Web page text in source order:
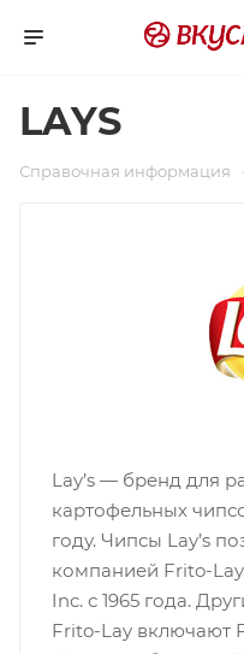
LAYS
Справочная информация
Lay’s — бренд для
картофельных
году. Чипсы Lay’s
компанией Frito-
Inc. с 1965 года.
Frito-Lay включают